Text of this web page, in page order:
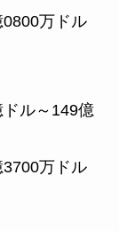
0800万ドル
ドル～149億
3700万ドル